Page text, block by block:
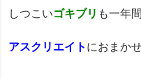
しつこいゴキブリ も一年
アスクリエイト におまか